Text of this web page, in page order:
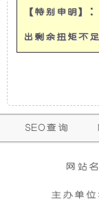
车）
3KW
Belt
Power
System
For
Ford
EVEREST
【特别申明】
出剩余扭矩不
购买本公
活动时间 :
零担运输
所需时间 :
修
SEO查询
网站
主办单